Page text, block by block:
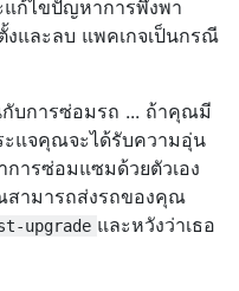
แก้ไขปัญหาการพึ่งพา
งและลบ แพคเกจเป็นกรณี
บการซ่อมรถ ... ถ้าคุณมี
ะแจคุณจะได้รับความอุ่น
ารซ่อมแซมด้วยตัวเอง
ามารถส่งรถของคุณ
upgrade และหวังว่าเธอ